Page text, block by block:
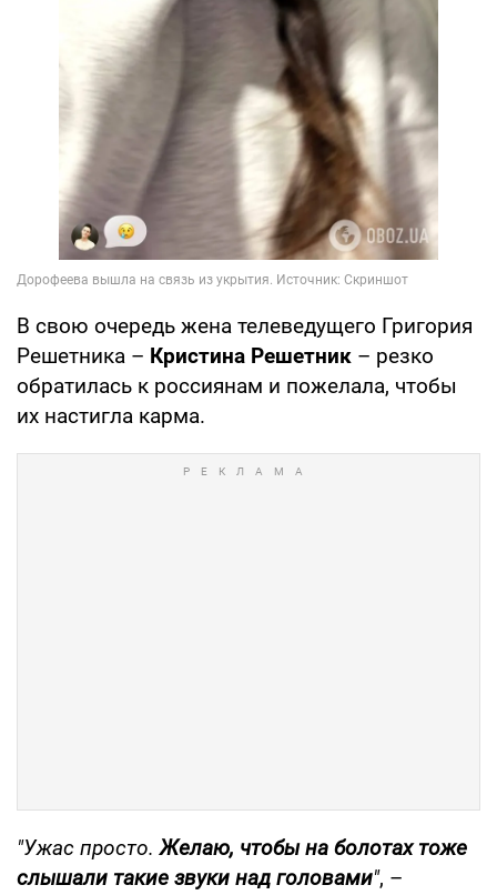
В свою очередь жена телеведущего Григория
Решетника – Кристина Решетник – резко
обратилась к россиянам и пожелала, чтобы
их настигла карма.
"Ужас просто.Желаю, чтобы на болотах тоже
слышали такие звуки над головами", –